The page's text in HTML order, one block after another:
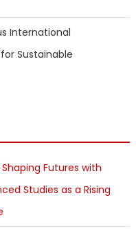
International
Sustainable
Futures with
Studies as a Rising